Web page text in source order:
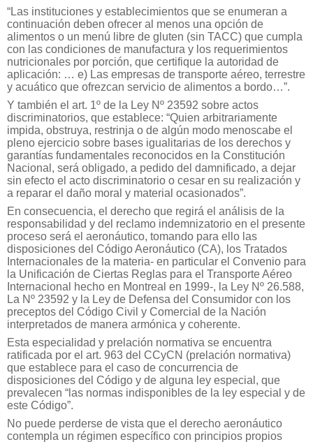
“Las instituciones y establecimientos que se enumeran a
continuación deben ofrecer al menos una opción de
alimentos o un menú libre de gluten (sin TACC) que cumpla
con las condiciones de manufactura y los requerimientos
nutricionales por porción, que certifique la autoridad de
aplicación: … e) Las empresas de transporte aéreo, terrestre
y acuático que ofrezcan servicio de alimentos a bordo…”.
Y también el art. 1º de la Ley Nº 23592 sobre actos
discriminatorios, que establece: “Quien arbitrariamente
impida, obstruya, restrinja o de algún modo menoscabe el
pleno ejercicio sobre bases igualitarias de los derechos y
garantías fundamentales reconocidos en la Constitución
Nacional, será obligado, a pedido del damnificado, a dejar
sin efecto el acto discriminatorio o cesar en su realización y
a reparar el daño moral y material ocasionados”.
En consecuencia, el derecho que regirá el análisis de la
responsabilidad y del reclamo indemnizatorio en el presente
proceso será el aeronáutico, tomando para ello las
disposiciones del Código Aeronáutico (CA), los Tratados
Internacionales de la materia- en particular el Convenio para
la Unificación de Ciertas Reglas para el Transporte Aéreo
Internacional hecho en Montreal en 1999-, la Ley Nº 26.588,
La Nº 23592 y la Ley de Defensa del Consumidor con los
preceptos del Código Civil y Comercial de la Nación
interpretados de manera armónica y coherente.
Esta especialidad y prelación normativa se encuentra
ratificada por el art. 963 del CCyCN (prelación normativa)
que establece para el caso de concurrencia de
disposiciones del Código y de alguna ley especial, que
prevalecen “las normas indisponibles de la ley especial y de
este Código”.
No puede perderse de vista que el derecho aeronáutico
contempla un régimen específico con principios propios